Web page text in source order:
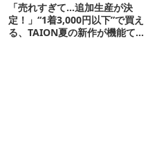
「売れすぎて…追加生産が決
定！」“1着3,000円以下”で買え
る、TAION夏の新作が機能てん